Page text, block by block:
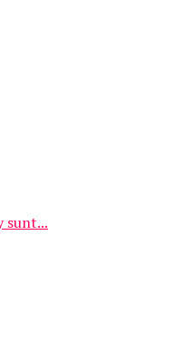
sunt...